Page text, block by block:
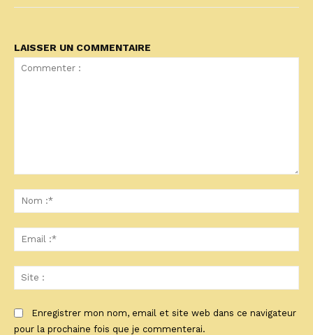
LAISSER UN COMMENTAIRE
:*
:*
:
Enregistrer mon nom, email et site web dans ce navigateur
pour la prochaine fois que je commenterai.